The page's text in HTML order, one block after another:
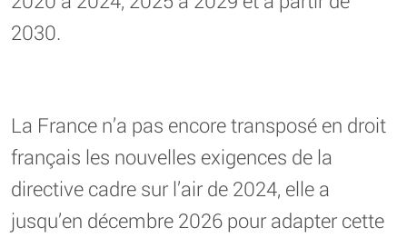
2030.
La France n’a pas encore transposé en droit
français les nouvelles exigences de la
directive cadre sur l’air de 2024, elle a
jusqu’en décembre 2026 pour adapter cette